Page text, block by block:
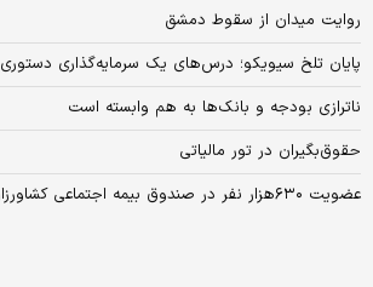
روایت میدان از سقوط دمشق
پایان تلخ سیویکو؛ درس‌های یک سرمایه‌گذاری دستوری
ناترازی بودجه و بانک‌ها به هم وابسته‌ است
حقوق‌بگیران در تور مالیاتی
عضویت ۶۳۰هزار نفر در صندوق بیمه اجتماعی کشاورزان طی دو سال